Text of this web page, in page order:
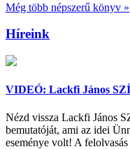
Még több népszerű könyv »
Híreink
VIDEÓ: Lackfi János
Nézd vissza Lackfi János
bemutatóját, ami az idei
eseménye volt! A